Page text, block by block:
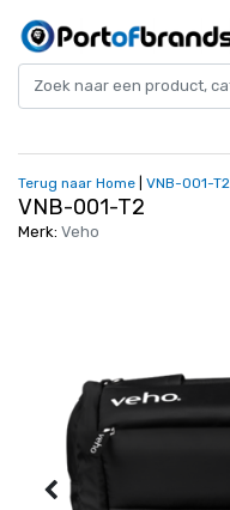
Terug naar Home VNB-001-T2
VNB-001-T2
Merk: Veho